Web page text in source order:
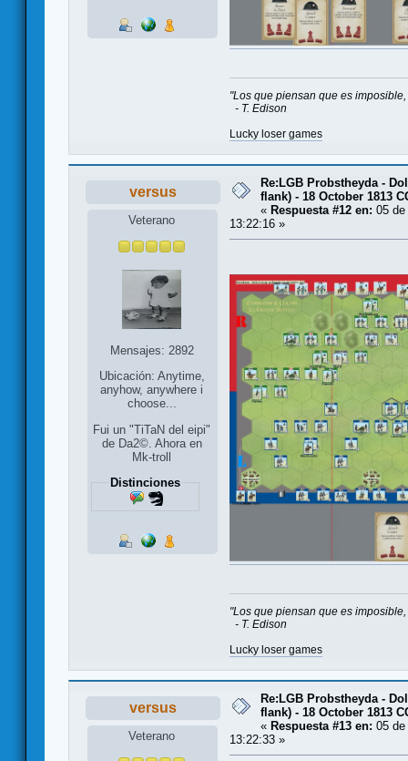
"Los que piensan que es
- T. Edison
Lucky loser games
versus
Veterano
Mensajes: 2892
Ubicación: Anytime,
anyhow, anywhere i
choose...
Fui un "TiTaN del eipi"
de Da2©. Ahora en
Mk-troll
Distinciones
Re:LGB Probstheyda -
flank) - 18 October 1813
« Respuesta #12 en: 05 de
13:22:16 »
"Los que piensan que es
- T. Edison
Lucky loser games
versus
Veterano
Re:LGB Probstheyda -
flank) - 18 October 1813
« Respuesta #13 en: 05 de
13:22:33 »